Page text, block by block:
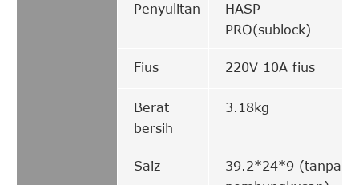
Penyulitan
HASP
PRO(sublock)
Fius 220V 10A fius
Berat
bersih
3.18kg
Saiz
39.2*24*9 (tanpa